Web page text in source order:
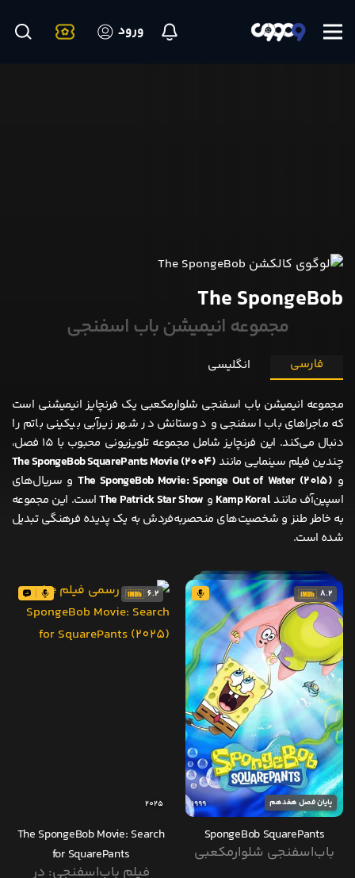
ورود
The SpongeBob
مجموعه انیمیشن باب اسفنجی
فارسی انگلیسی
مجموعه انیمیشن باب اسفنجی شلوارمکعبی یک فرنچایز انیمیشنی است
که ماجراهای باب اسفنجی و دوستانش در شهر زیرآبی بیکینی باتم را
دنبال می‌کند. این فرنچایز شامل مجموعه تلویزیونی محبوب با 15 فصل،
چندین فیلم سینمایی مانندThe SpongeBob SquarePants Movie (2004)
و The SpongeBob Movie: Sponge Out of Water (2015)و سریال‌های
اسپین‌آف مانندKamp Koral و The Patrick Star Showاست. این مجموعه
به خاطر طنز و شخصیت‌های منحصربه‌فردش به یک پدیده فرهنگی تبدیل
شده است.
8.2
پایان فصل هفدهم 1999
SpongeBob SquarePants
باب‌اسفنجی شلوارمکعبی
6.2
2025
The SpongeBob Movie: Search
for SquarePants
فیلم باب‌اسفنجی: در